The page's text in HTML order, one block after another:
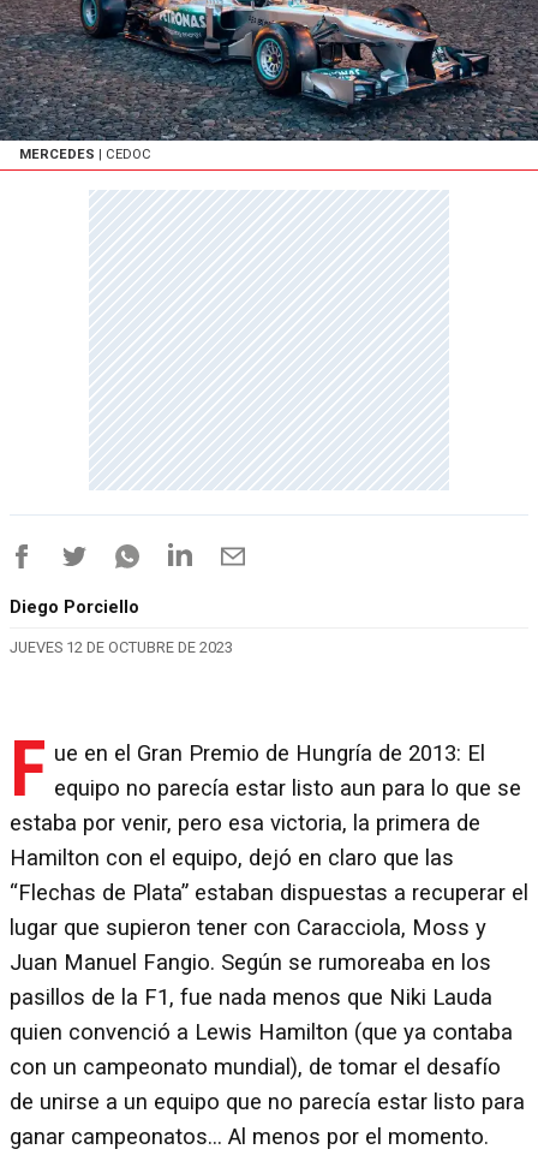
MERCEDES | CEDOC
Diego Porciello
JUEVES 12 DE OCTUBRE DE 2023
F ue en el Gran Premio de Hungría de 2013: El
equipo no parecía estar listo aun para lo que se
estaba por venir, pero esa victoria, la primera de
Hamilton con el equipo, dejó en claro que las
“Flechas de Plata” estaban dispuestas a recuperar el
lugar que supieron tener con Caracciola, Moss y
Juan Manuel Fangio. Según se rumoreaba en los
pasillos de la F1, fue nada menos que Niki Lauda
quien convenció a Lewis Hamilton (que ya contaba
con un campeonato mundial), de tomar el desafío
de unirse a un equipo que no parecía estar listo para
ganar campeonatos... Al menos por el momento.